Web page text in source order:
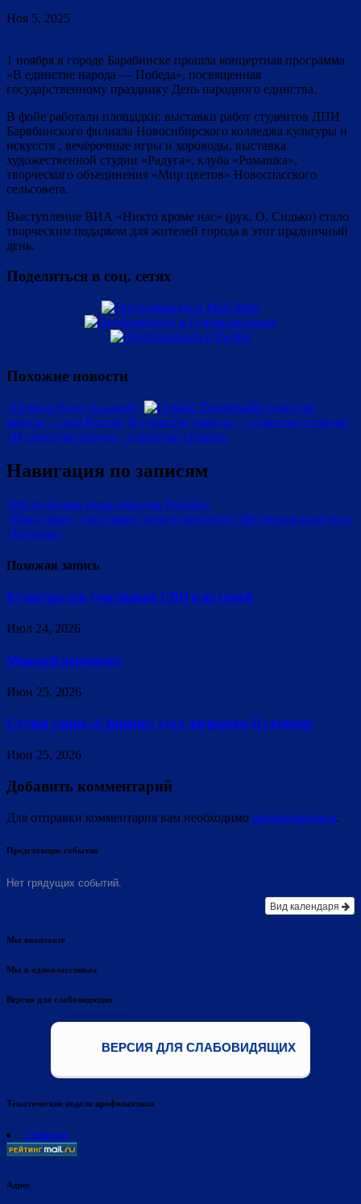
Ноя 5, 2025
1 ноября в городе Барабинске прошла концертная программа
«В единстве народа — Победа», посвященная
государственному празднику День народного единства.
В фойе работали площадки: выставки работ студентов ДПИ
Барвбинского филиала Новосибирского колледжа культуры и
искусств , вечёрочные игры и хороводы, выставка
художественной студии «Радуга», клуба «Ромашка»,
творческого объединения «Мир цветов» Новоспасского
сельсовета.
Выступление ВИА «Никто кроме нас» (рук. О. Сидько) стало
творческим подарком для жителей города в этот прадничный
день.
Поделиться в соц. сетях
Похожие новости
«Победа будет за нами!»
В единстве
народа – сила России В единстве народа — единство страны!
«В единстве народа – единство страны»
Навигация по записям
«Молодецкие игры народов России»
«Виктория»- дипломант международного фестиваля-конкурса
«Клюква»
Похожая запись
Культура для участников СВО и их семей
Июл 24, 2026
Морской переполох
Июн 25, 2026
Студия танца «Сюрприз» стал лауреатом II степени!
Июн 25, 2026
Добавить комментарий
Для отправки комментария вам необходимо авторизоваться.
Предстоящие события
Нет грядущих событий.
Вид календаря
Мы вконтакте
Мы в одноклассниках
Версия для слабовидящих
ВЕРСИЯ ДЛЯ СЛАБОВИДЯЩИХ
Тематические недели профилактики
Главная
Адрес